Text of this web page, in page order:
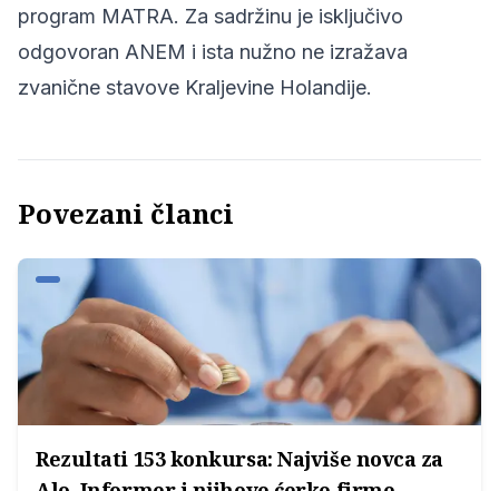
program MATRA. Za sadržinu je isključivo
odgovoran ANEM i ista nužno ne izražava
zvanične stavove Kraljevine Holandije.
Povezani članci
Rezultati 153 konkursa: Najviše novca za